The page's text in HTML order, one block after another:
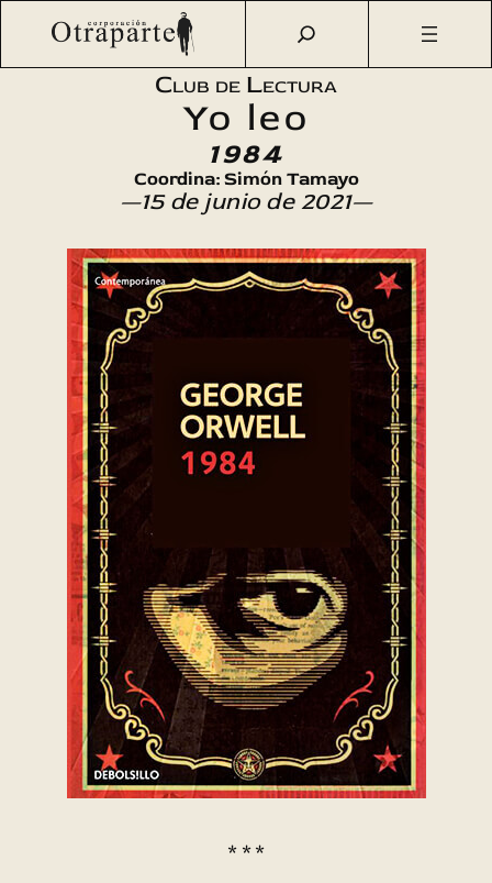
Saltar
Otraparte.org/Agenda Cultural /Talleres
Club de
Lectura «Yo leo»: 1984
Club de Lectura
Yo leo
1984
Coordina: Simón Tamayo
—15 de junio de 2021—
* * *